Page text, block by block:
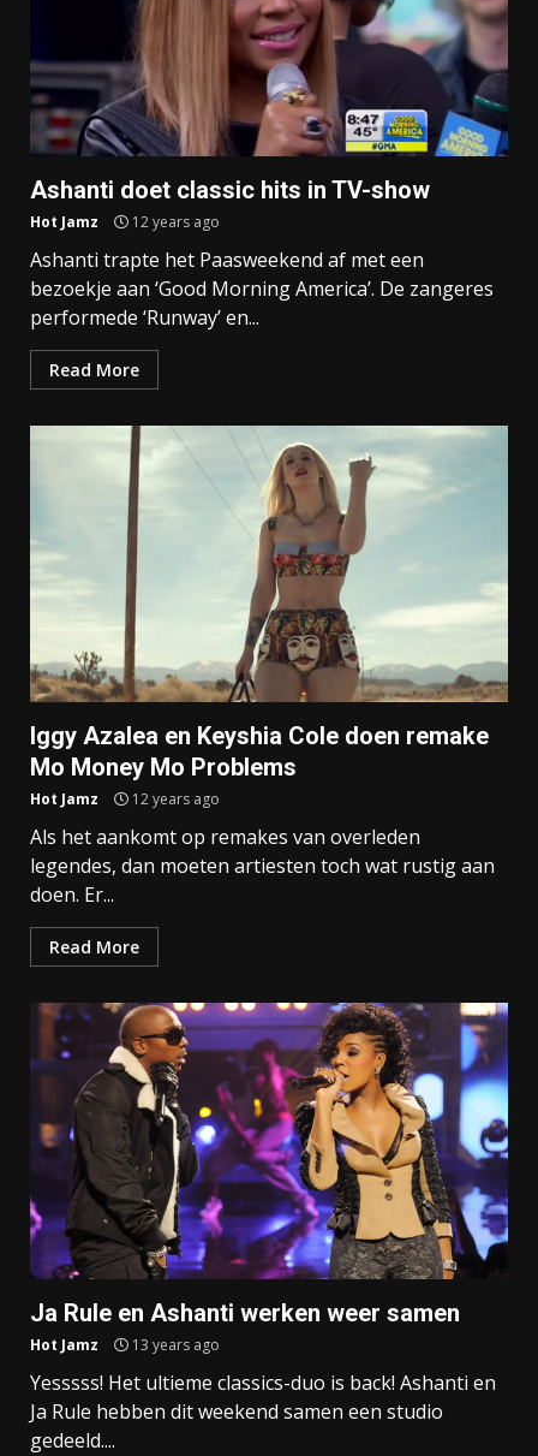
Ashanti doet classic hits in TV-show
Hot Jamz 12 years ago
Ashanti trapte het Paasweekend af met een
bezoekje aan ‘Good Morning America’. De zangeres
performede ‘Runway’ en...
Read More
Iggy Azalea en Keyshia Cole doen remake
Mo Money Mo Problems
Hot Jamz 12 years ago
Als het aankomt op remakes van overleden
legendes, dan moeten artiesten toch wat rustig aan
doen. Er...
Read More
Ja Rule en Ashanti werken weer samen
Hot Jamz 13 years ago
Yesssss! Het ultieme classics-duo is back! Ashanti en
Ja Rule hebben dit weekend samen een studio
gedeeld....